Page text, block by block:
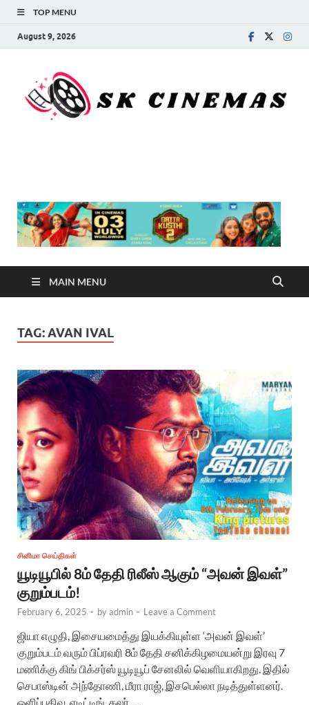
TOP MENU
August 9, 2026
MAIN MENU
TAG:AVAN IVAL
சினிமா செய்திகள்
யூடியூபில் 8ம் தேதி ரிலீஸ் ஆகும் “அவன் இவள்”
குறும்படம்!
February 6, 2025 - byadmin - Leave a Comment
ஜியா எழுதி, இசையமைத்து இயக்கியுள்ள ‘அவன் இவள்’
குறும்படம் வரும் பிப்ரவரி 8ம் தேதி சனிக்கிழமையன்று இரவு 7
மணிக்கு கிங் பிக்சர்ஸ் யூடியூப் சேனலில் வெளியாகிறது. இதில்
செபாஸ்டின் அந்தோணி, மீரா ராஜ், இசபெல்லா நடித்துள்ளனர்.
ஒளிப்பதிவு, எடிட்டிங், கலர் …